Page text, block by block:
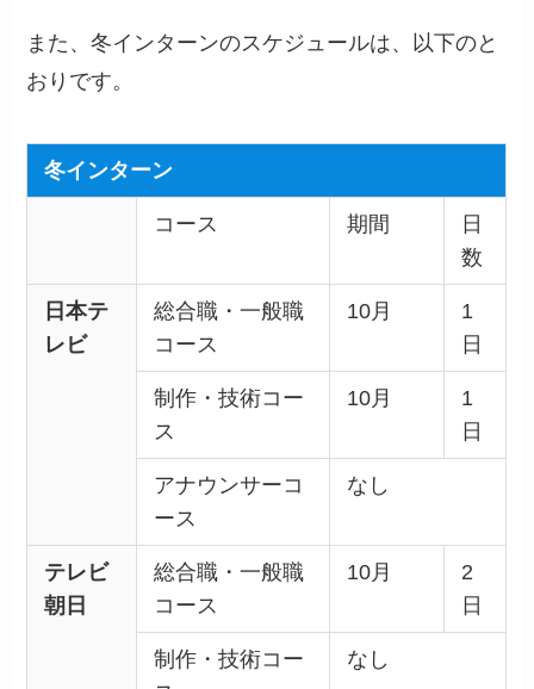
また、冬インターンのスケジュールは、以下のと
おりです。
冬インターン
コース 期間
日
数
日本テ
レビ
総合職・一般職
コース
10月
1
日
制作・技術コー
ス
10月
1
日
アナウンサーコ
ース
なし
テレビ
朝日
総合職・一般職
コース
10月
2
日
制作・技術コー
なし